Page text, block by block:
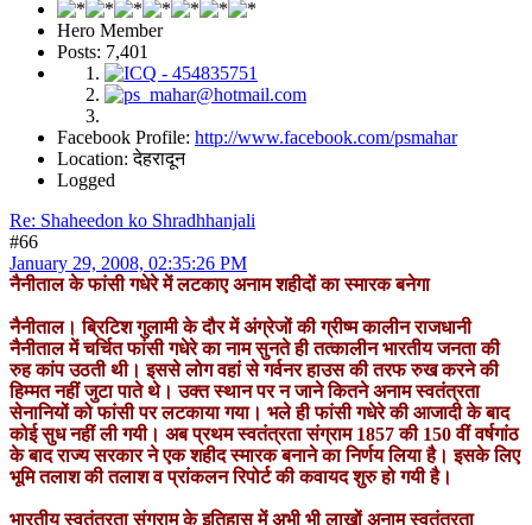
Hero Member
Posts: 7,401
Facebook Profile: http://www.facebook.com/psmahar
Location: देहरादून
Logged
Re: Shaheedon ko Shradhhanjali
#66
January 29, 2008, 02:35:26 PM
नैनीताल के फांसी गधेरे में लटकाए अनाम शहीदों का स्मारक बनेगा
नैनीताल। ब्रिटिश गुलामी के दौर में अंग्रेजों की ग्रीष्म कालीन राजधानी
नैनीताल में चर्चित फांसी गधेरे का नाम सुनते ही तत्कालीन भारतीय जनता की
रुह कांप उठती थी। इससे लोग वहां से गर्वनर हाउस की तरफ रुख करने की
हिम्मत नहीं जुटा पाते थे। उक्त स्थान पर न जाने कितने अनाम स्वतंत्रता
सेनानियों को फांसी पर लटकाया गया। भले ही फांसी गधेरे की आजादी के बाद
कोई सुध नहीं ली गयी। अब प्रथम स्वतंत्रता संग्राम 1857 की 150 वीं वर्षगांठ
के बाद राज्य सरकार ने एक शहीद स्मारक बनाने का निर्णय लिया है। इसके लिए
भूमि तलाश की तलाश व प्रांकलन रिपोर्ट की कवायद शुरु हो गयी है।
भारतीय स्वतंत्रता संग्राम के इतिहास में अभी भी लाखों अनाम स्वतंत्रता